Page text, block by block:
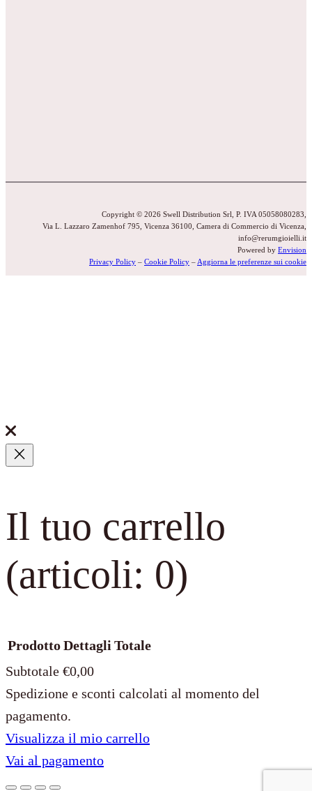
Copyright © 2026 Swell Distribution Srl, P. IVA 05058080283,
Via L. Lazzaro Zamenhof 795, Vicenza 36100, Camera di Commercio di Vicenza,
info@rerumgioielli.it
Powered by Envision
Privacy Policy – Cookie Policy – Aggiorna le preferenze sui cookie
Il tuo carrello
(articoli: 0)
Prodotti
nel
ProdottoDettagliTotale
Subtotale €0,00
Spedizione e sconti calcolati al momento del
pagamento.
Visualizza il mio carrello
Vai al pagamento